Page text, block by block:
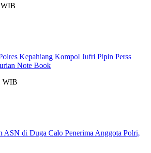
WIB
Kepahiang Kompol Jufri Pipin Perss
Note Book
WIB
ASN di Duga Calo Penerima Anggota Polri,